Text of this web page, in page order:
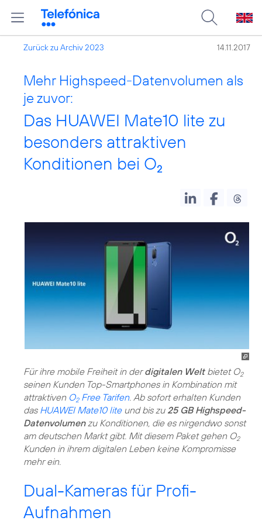
Zurück zu Archiv 2023 14.11.2017
Mehr Highspeed-Datenvolumen als
je zuvor:
Das HUAWEI Mate10 lite zu
besonders attraktiven
Konditionen bei O2
Für ihre mobile Freiheit in derdigitalen Weltbietet O2
seinen Kunden Top-Smartphones in Kombination mit
attraktiven O2Free Tarifen. Ab sofort erhalten Kunden
das HUAWEI Mate10 liteund bis zu 25 GB Highspeed-
Datenvolumenzu Konditionen, die es nirgendwo sonst
am deutschen Markt gibt. Mit diesem Paket gehen O2
Kunden in ihrem digitalen Leben keine Kompromisse
mehr ein.
Dual-Kameras für Profi-
Aufnahmen